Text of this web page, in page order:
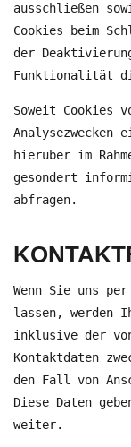
ausschließen
Cookies beim
der
Funktionalität
Soweit Cookies
Analysezwecken
hierüber im
gesondert
abfragen.
Wenn Sie uns
lassen, werden
inklusive der
Kontaktdaten
den Fall von
Diese Daten
weiter.